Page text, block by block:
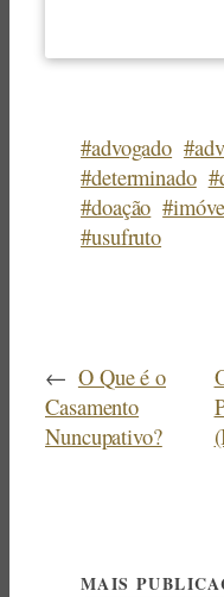
#advogado
#determinado
#doação
#usufruto
← O Que é o
Casamento
Nuncupativo?
MAIS